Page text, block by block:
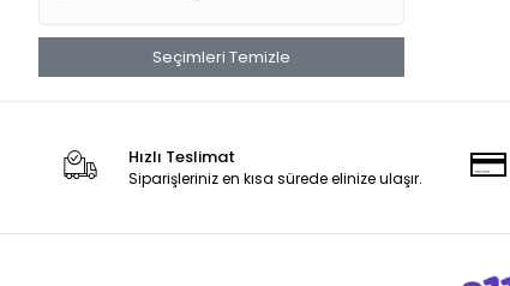
Can-Em Oyuncak
CLEMENTONI
Seçimleri Temizle
Hızlı Teslimat
Siparişleriniz en kısa sürede elinize ulaşır.